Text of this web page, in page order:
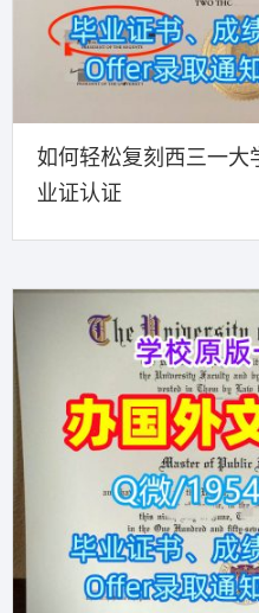
如何轻松复刻西三一
业证认证